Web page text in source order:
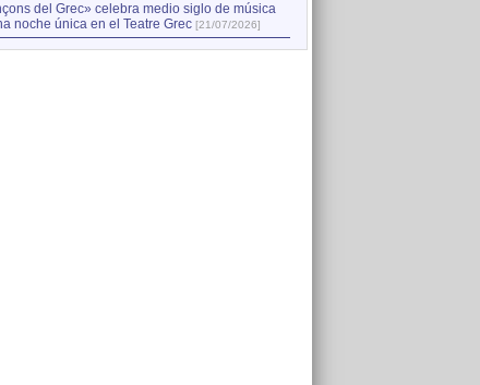
del Grec» celebra medio siglo de música
noche única en el Teatre Grec [21/07/2026]